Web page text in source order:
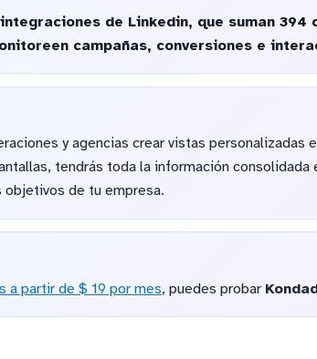
de Linkedin, que suman
campañas, conversiones e
y agencias crear vistas personalizadas
tendrás toda la información
objetivos de tu empresa.
a partir de $ 19 por mes, puedes probar